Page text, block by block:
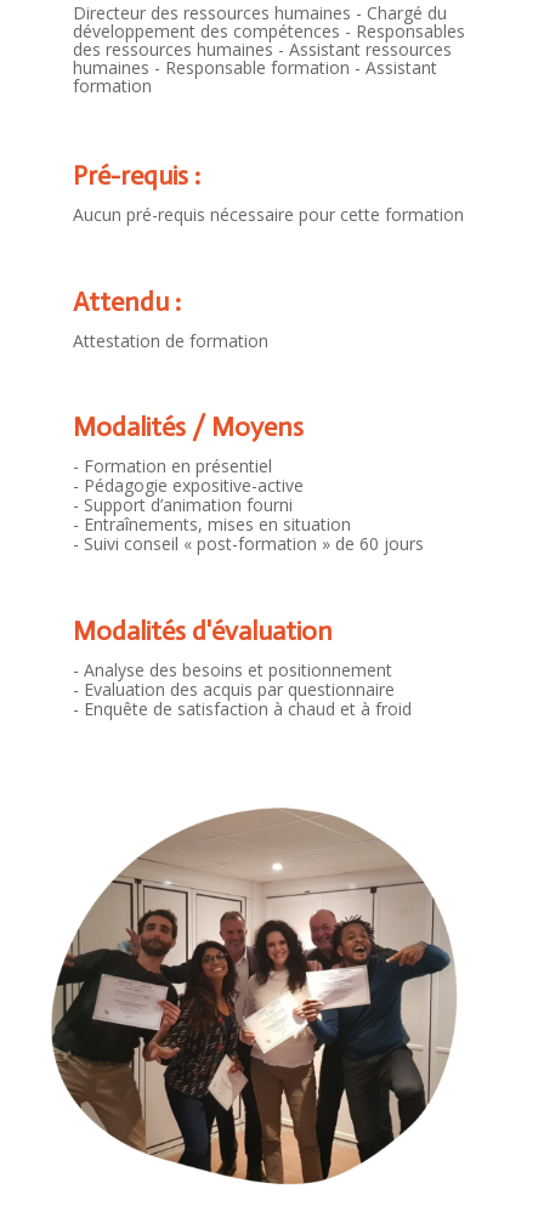
Directeur des ressources humaines - Chargé du
développement des compétences - Responsables
des ressources humaines - Assistant ressources
humaines - Responsable formation - Assistant
formation
Pré-requis :
Aucun pré-requis nécessaire pour cette formation
Attendu :
Attestation de formation
Modalités / Moyens
- Formation en présentiel
- Pédagogie expositive-active
- Support d’animation fourni
- Entraînements, mises en situation
- Suivi conseil « post-formation » de 60 jours
Modalités d'évaluation
- Analyse des besoins et positionnement
- Evaluation des acquis par questionnaire
- Enquête de satisfaction à chaud et à froid